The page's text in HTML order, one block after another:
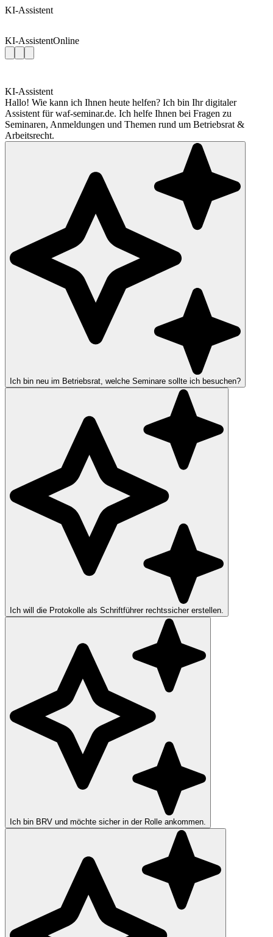
KI-Assistent
KI-AssistentOnline
KI-Assistent
Hallo! Wie kann ich Ihnen heute helfen? Ich bin Ihr digitaler
Assistent für waf-seminar.de. Ich helfe Ihnen bei Fragen zu
Seminaren, Anmeldungen und Themen rund um Betriebsrat &
Arbeitsrecht.
Ich bin neu im Betriebsrat, welche Seminare sollte ich besuchen?
Ich will die Protokolle als Schriftführer rechtssicher erstellen.
Ich bin BRV und möchte sicher in der Rolle ankommen.